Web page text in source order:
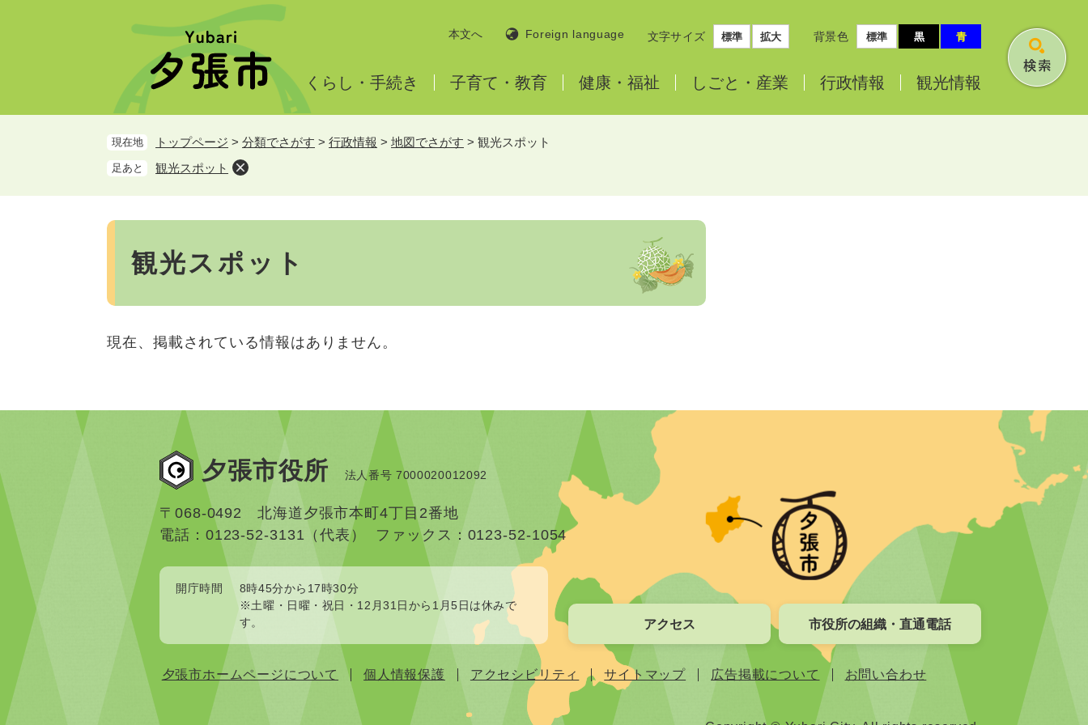
本文へ Foreign language 文字サイズ 標準 拡大 背景色 標準 黒 青
くらし・ 手続き 子育て・ 教育 健康・ 福祉 しごと・ 産業 行政情報 観光情報
検
現在地 トップページ > 分類でさがす > 行政情報 > 地図でさがす > 観光スポット
足あと 観光スポット
本
観光スポット
現在、掲載されている情報はありません。
夕張市役所 法人番号 7000020012092
〒068-0492 北海道夕張市本町4丁目2番地
電話：0123-52-3131（代表）
ファックス：0123-52-1054
開庁時間
8時45分から17時30分
※土曜・日曜・祝日・12月31日から1月5日は休みで
す。
アクセス 市役所の組織・直通電話
夕張市ホームページについて 個人情報保護 アクセシビリティ サイトマップ 広告掲載について お問い合わせ